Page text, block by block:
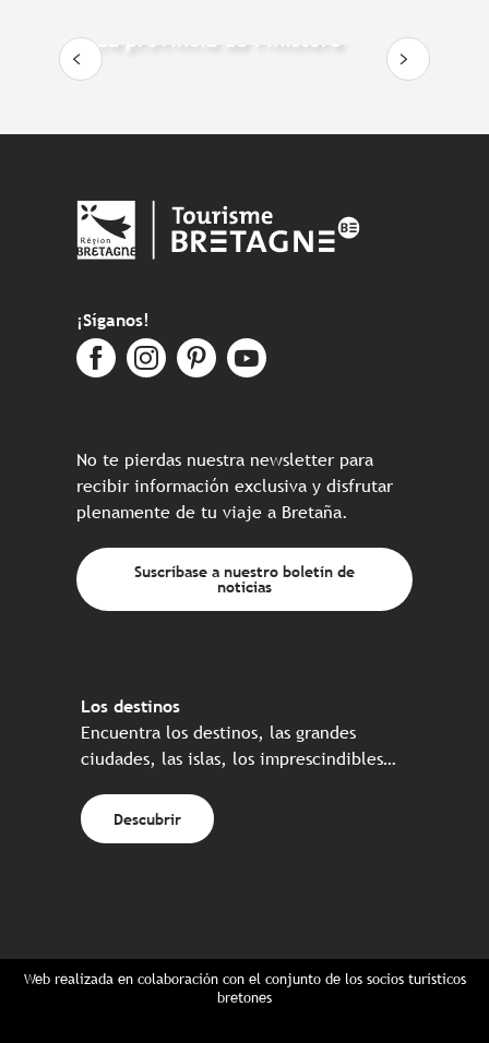
¡Síganos!
No te pierdas nuestra newsletter para
recibir información exclusiva y disfrutar
plenamente de tu viaje a Bretaña.
Suscríbase a nuestro boletín de
noticias
Los destinos
Encuentra los destinos, las grandes
ciudades, las islas, los imprescindibles…
Descubrir
Web realizada en colaboración con el conjunto de los socios turísticos
bretones